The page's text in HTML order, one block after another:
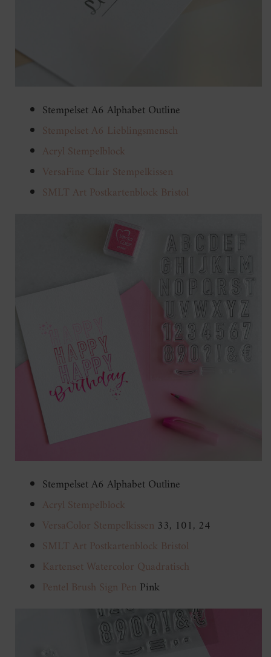
Stempelset A6 Alphabet Outline
Stempelset A6 Lieblingsmensch
Acryl Stempelblock
VersaFine Clair Stempelkissen
SMLT Art Postkartenblock Bristol
Stempelset A6 Alphabet Outline
Acryl Stempelblock
VersaColor Stempelkissen 33, 101, 24
SMLT Art Postkartenblock Bristol
Kartenset Watercolor Quadratisch
Pentel Brush Sign Pen Pink